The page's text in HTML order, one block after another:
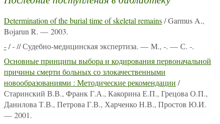
Determination of the burial time of skeletal remains/ Garmus A.,
Bojarun R. — 2003.
-/ - // Судебно-медицинская экспертиза. — М., -. — С. -.
Основные принципы выбора и кодирования первоначальной
причины смерти больных со злокачественными
новообразованиями : Методические рекомендации /
Старинский В.В., Франк Г.А., Какорина Е.П., Грецова О.П.,
Данилова Т.В., Петрова Г.В., Харченко Н.В., Простов Ю.И.
— 2001.